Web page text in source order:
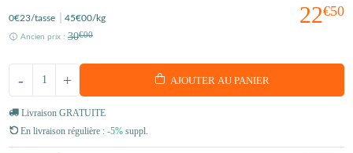
22€50
0€23/tasse 45€00/kg
Ancien prix : 30€00
+
- AJOUTER AU PANIER
Livraison GRATUITE
En livraison régulière : -5% suppl.